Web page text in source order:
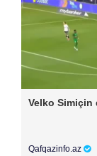
Velko Simiçin
Qafqazinfo.az